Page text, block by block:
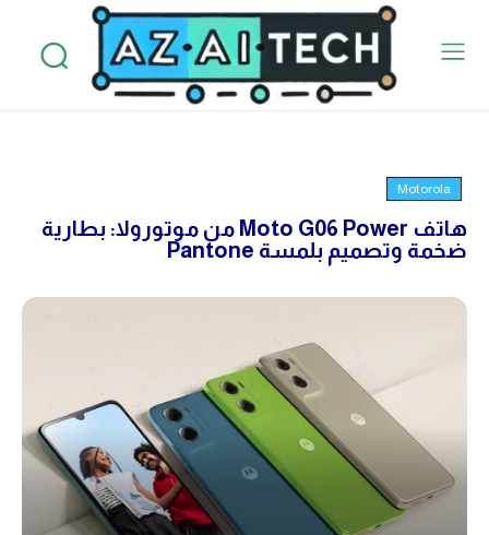
Motorola
هاتف Moto G06 Power من موتورولا: بطارية
ضخمة وتصميم بلمسة Pantone